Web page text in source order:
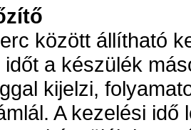
között állítható
időt a készülék
kijelzi,
A kezelési idő